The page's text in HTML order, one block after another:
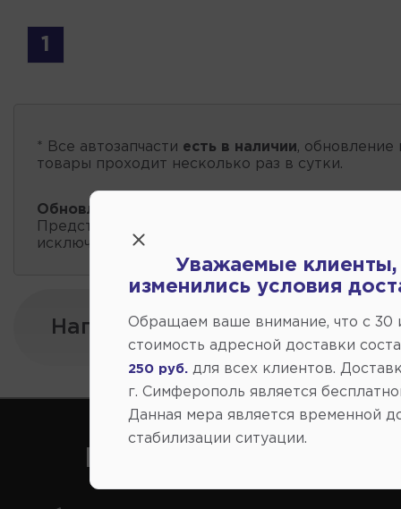
1
* Все автозапчасти есть в наличии, обновление
товары проходит несколько раз в сутки.
Обновление остатков и цен:
Представленные данные о запчастях на этой
исключительно информационный характер.
Напишите нам:
Уважаемые клиенты,
изменились условия
Обращаем ваше внимание, что c 30
стоимость адресной доставки
250 руб. для всех клиентов.
г. Симферополь является
Данная мера является временной
стабилизации ситуации.